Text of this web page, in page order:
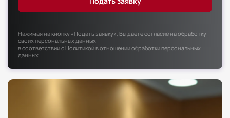
Нажимая на кнопку «Подать заявку», Вы даёте согласие на обработку
своих персональных данных
в соответствии сПолитикой в отношении обработки персональных
данных.